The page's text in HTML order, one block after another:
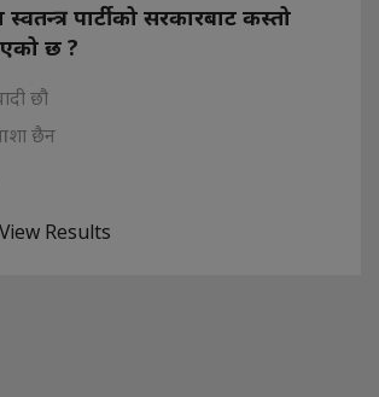
स्वतन्त्र पार्टीको सरकारबाट कस्तो
छ ?
छौ
छैन
View Results